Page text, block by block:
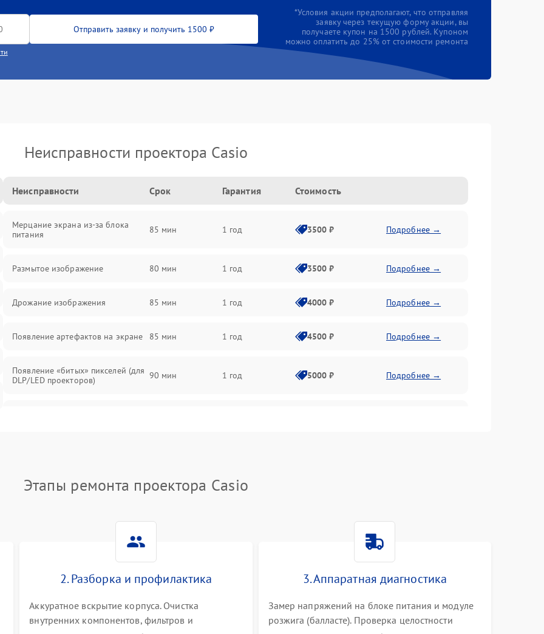
Отправить заявку и получить 1500 ₽
*Условия акции предполагают, что отправляя
заявку через текущую форму акции, вы
получаете купон на 1500 рублей. Купоном
можно оплатить до 25% от стоимости ремонта
Неисправности проектора Casio
Неисправности Срок Гарантия Стоимость
Мерцание экрана из-за блока
питания
85 мин 1 год 3500 ₽ Подробнее →
Размытое изображение 80 мин 1 год 3500 ₽ Подробнее →
Дрожание изображения 85 мин 1 год 4000 ₽ Подробнее →
Появление артефактов на экране 85 мин 1 год 4500 ₽ Подробнее →
Появление «битых» пикселей (для
DLP/LED проекторов)
90 мин 1 год 5000 ₽ Подробнее →
коррекция трапеции (Keystone)
Проблемы с масштабированием
80 мин 3500 ₽ Подробнее →
Этапы ремонта проектора Casio
2. Разборка и профилактика
Аккуратное вскрытие корпуса. Очистка
внутренних компонентов, фильтров и
3. Аппаратная диагностика
Замер напряжений на блоке питания и модуле
розжига (балласте). Проверка целостности